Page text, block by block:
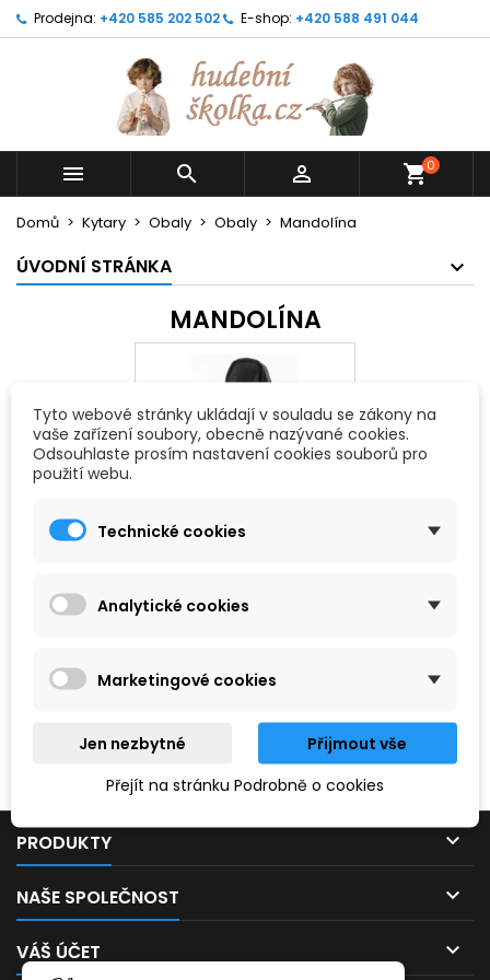
Prodejna: +420 585 202 502 E-shop: +420 588 491 044
   shopping_cart0
Domů Kytary Obaly Obaly Mandolína
ÚVODNÍ STRÁNKA
MANDOLÍNA
Prosím, zkuste zadat něco jiného.
PRODUKTY 
NAŠE SPOLEČNOST 
VÁŠ ÚČET 
Tyto webové stránky ukládají v souladu se zákony na
vaše zařízení soubory, obecně nazývané cookies.
Odsouhlaste prosím nastavení cookies souborů pro
použití webu.
Technické cookies
Analytické cookies
Marketingové cookies
Jen nezbytné
Přijmout vše
Přejít na stránku Podrobně o cookies